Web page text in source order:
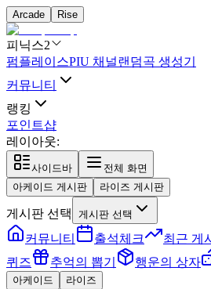
Arcade Rise
피닉스2
펌플레이스PIU 채널랜덤곡 생성기
커뮤니티
랭킹
포인트샵
레이아웃:
사이드바
전체 화면
아케이드 게시판
라이즈 게시판
게시판 선택 게시판 선택
커뮤니티 출석체크 최근 게
퀴즈
추억의 뽑기 행운의 상자
아케이드 라이즈